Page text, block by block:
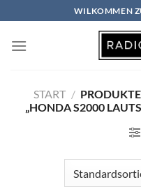
Inhalt
springen
WILKOMMEN
START /
„HONDA S2000